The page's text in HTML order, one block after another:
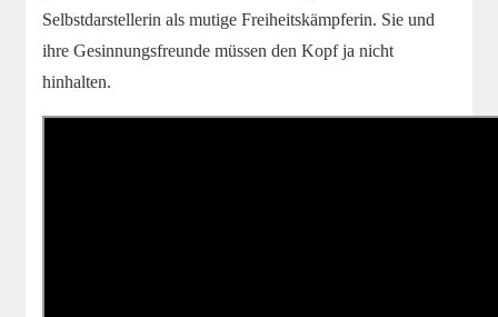
Selbstdarstellerin als mutige Freiheitskämpferin. Sie und
ihre Gesinnungsfreunde müssen den Kopf ja nicht
hinhalten.